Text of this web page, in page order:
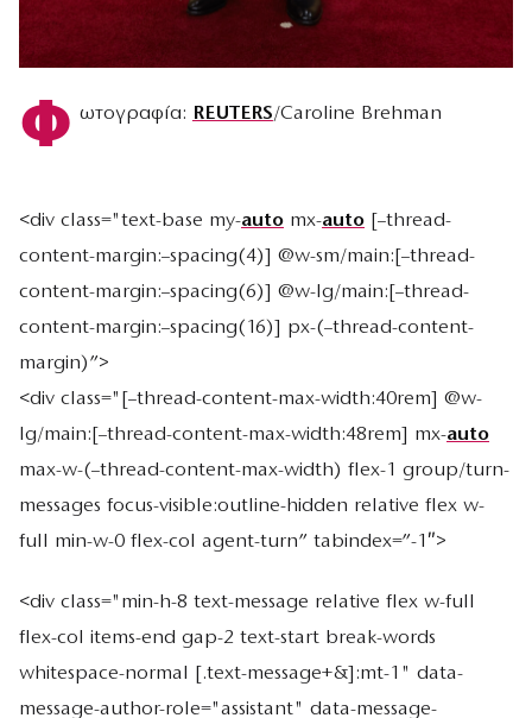
Φ ωτογραφία: REUTERS/Caroline Brehman
<div class="text-base my-auto mx-auto [–thread-
content-margin:–spacing(4)] @w-sm/main:[–thread-
content-margin:–spacing(6)] @w-lg/main:[–thread-
content-margin:–spacing(16)] px-(–thread-content-
margin)”>
<div class="[–thread-content-max-width:40rem] @w-
lg/main:[–thread-content-max-width:48rem] mx-auto
max-w-(–thread-content-max-width) flex-1 group/turn-
messages focus-visible:outline-hidden relative flex w-
full min-w-0 flex-col agent-turn” tabindex=”-1″>
<div class="min-h-8 text-message relative flex w-full
flex-col items-end gap-2 text-start break-words
whitespace-normal [.text-message+&]:mt-1" data-
message-author-role="assistant" data-message-